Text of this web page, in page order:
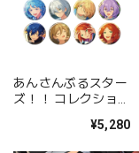
あんさんぶるスター
ズ！！ コレクション
¥5,280